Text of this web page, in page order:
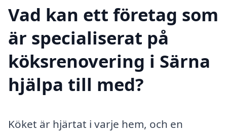
Vad kan ett företag som
är specialiserat på
köksrenovering i Särna
hjälpa till med?
Köket är hjärtat i varje hem, och en